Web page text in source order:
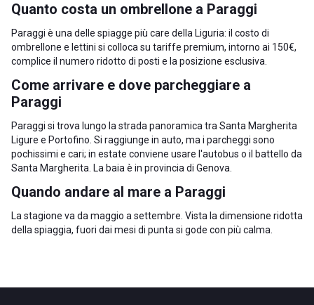
Quanto costa un ombrellone a Paraggi
Paraggi è una delle spiagge più care della Liguria: il costo di
ombrellone e lettini si colloca su tariffe premium, intorno ai 150€,
complice il numero ridotto di posti e la posizione esclusiva.
Come arrivare e dove parcheggiare a
Paraggi
Paraggi si trova lungo la strada panoramica tra Santa Margherita
Ligure e Portofino. Si raggiunge in auto, ma i parcheggi sono
pochissimi e cari; in estate conviene usare l'autobus o il battello da
Santa Margherita. La baia è in provincia di Genova
Quando andare al mare a Paraggi
La stagione va da maggio a settembre. Vista la dimensione ridotta
della spiaggia, fuori dai mesi di punta si gode con più calma.